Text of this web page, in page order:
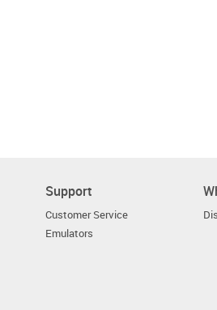
Support
Customer Service
Emulators